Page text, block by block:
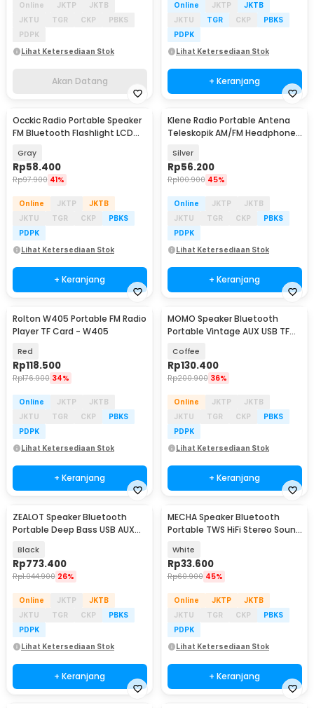
Online JKTP
JKTB
JKTU
TGR CKP
PBKS
PDPK
Lihat Ketersediaan Stok
Akan Datang
Online JKTP
JKTB
JKTU
TGR CKP
PBKS
PDPK
Lihat Ketersediaan Stok
+ Keranjang
Occkic Radio Portable Speaker
FM Bluetooth Flashlight LCD
Gray
Rp58.400
Rp97.900 41%
Online JKTP
JKTB
JKTU
TGR CKP
PBKS
PDPK
Lihat Ketersediaan Stok
+ Keranjang
Klene Radio Portable Antena
Teleskopik AM/FM Headphone
Silver
Rp56.200
Rp100.900 45%
Online JKTP
JKTB
JKTU
TGR CKP
PBKS
PDPK
Lihat Ketersediaan Stok
+ Keranjang
Rolton W405 Portable FM Radio
Player TF Card - W405
Red
Rp118.500
Rp176.900 34%
Online JKTP
JKTB
JKTU
TGR CKP
PBKS
PDPK
Lihat Ketersediaan Stok
+ Keranjang
MOMO Speaker Bluetooth
Portable Vintage AUX USB TF
Coffee
Rp130.400
Rp200.900 36%
Online JKTP
JKTB
JKTU
TGR CKP
PBKS
PDPK
Lihat Ketersediaan Stok
+ Keranjang
ZEALOT Speaker Bluetooth
Portable Deep Bass USB AUX
Black
Rp773.400
Rp1.044.900 26%
Online JKTP
JKTB
JKTU
TGR CKP
PBKS
PDPK
Lihat Ketersediaan Stok
+ Keranjang
MECHA Speaker Bluetooth
Portable TWS HiFi Stereo Sound
White
Rp33.600
Rp60.900 45%
Online JKTP
JKTB
JKTU
TGR CKP
PBKS
PDPK
Lihat Ketersediaan Stok
+ Keranjang